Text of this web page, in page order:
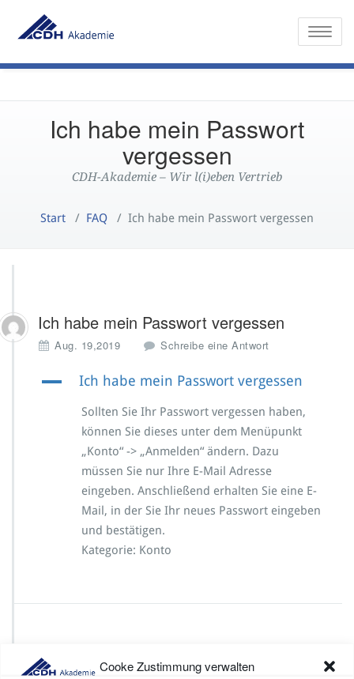
Cooke Zustimmung verwalten
Ich habe mein Passwort
vergessen
CDH-Akademie – Wir l(i)eben Vertrieb
Start / FAQ / Ich habe mein Passwort vergessen
Ich habe mein Passwort vergessen
Aug. 19,2019 Schreibe eine Antwort
A Ich habe mein Passwort vergessen
Sollten Sie Ihr Passwort vergessen haben,
können Sie dieses unter dem Menüpunkt
„Konto“ -> „Anmelden“ ändern. Dazu
müssen Sie nur Ihre E-Mail Adresse
eingeben. Anschließend erhalten Sie eine E-
Mail, in der Sie Ihr neues Passwort eingeben
und bestätigen.
Kategorie: Konto
Schreibe eine Antwort